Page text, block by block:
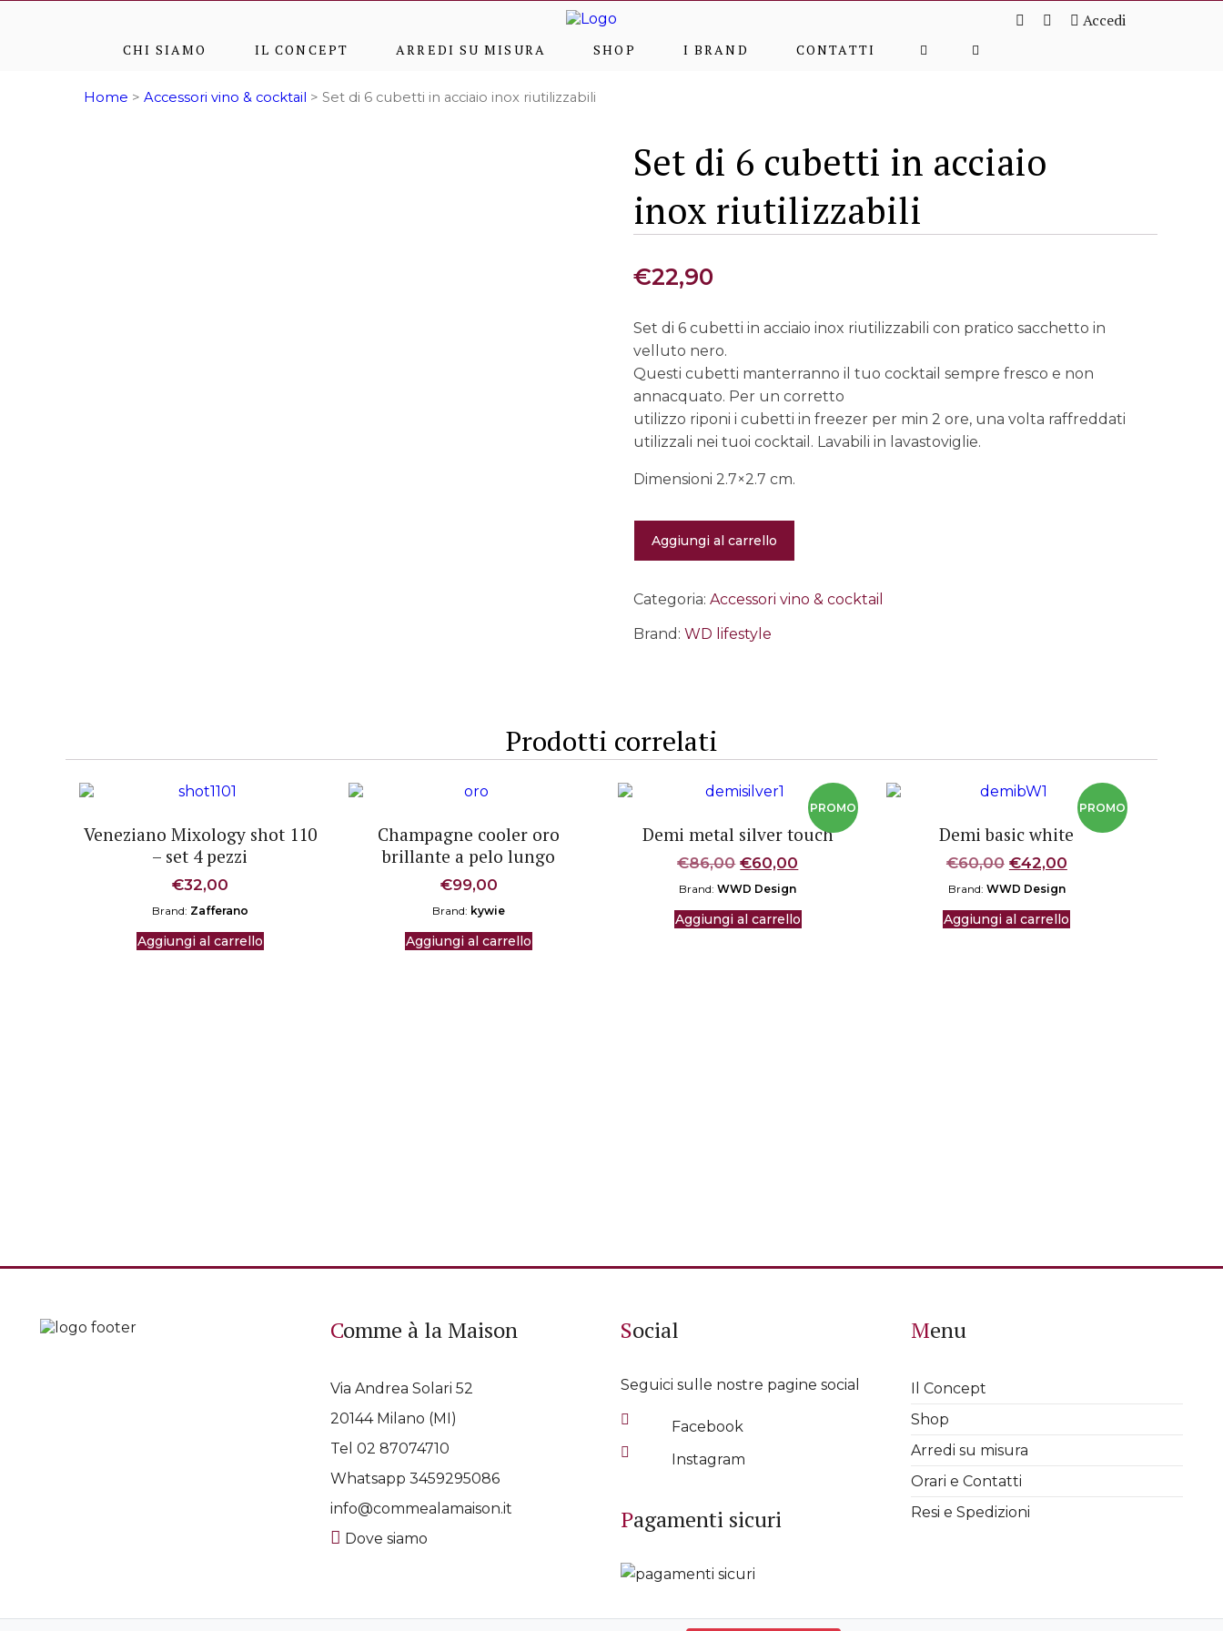
Accedi
CHI SIAMO IL CONCEPT ARREDI SU MISURA SHOP I BRAND CONTATTI
Home > Accessori vino & cocktail > Set di 6 cubetti in acciaio inox riutilizzabili
Set di 6 cubetti in acciaio
inox riutilizzabili
€22,90
Set di 6 cubetti in acciaio inox riutilizzabili con pratico sacchetto in
velluto nero.
Questi cubetti manterranno il tuo cocktail sempre fresco e non
annacquato. Per un corretto
utilizzo riponi i cubetti in freezer per min 2 ore, una volta raffreddati
utilizzali nei tuoi cocktail. Lavabili in lavastoviglie.
Dimensioni 2.7×2.7 cm.
6
in
inox
Aggiungi al carrello
Categoria: Accessori vino & cocktail
Brand: WD lifestyle
Prodotti correlati
Veneziano Mixology shot 110
– set 4 pezzi
€32,00
Brand: Zafferano
Aggiungi al carrello
Champagne cooler oro
brillante a pelo lungo
€99,00
Brand: kywie
Aggiungi al carrello
Demi metal silver touch
€86,00 Il
prezzo
originale
era:
€60,00
è:
Brand:WWD Design
Aggiungi al carrello
Demi basic white
€60,00 Il
prezzo
originale
era:
€42,00Il
è:
Brand: WWD Design
Aggiungi al carrello
Comme à la Maison
Via Andrea Solari 52
20144 Milano (MI)
Tel 02 87074710
Whatsapp 3459295086
info@commealamaison.it
Dove siamo
Social
Seguici sulle nostre pagine social
Facebook
Instagram
Pagamenti sicuri
Menu
Il Concept
Shop
Arredi su misura
Orari e Contatti
Resi e Spedizioni